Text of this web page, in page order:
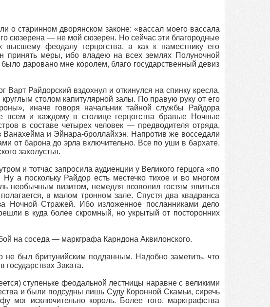
о старинном дворянском законе: «вассал моего вассала
сюзерена — не мой сюзерен. Но сейчас эти благородные
феодалу герцогства, а как к наместнику его
принять меры, ибо владею на всех землях Полуночной
даровано мне королем, благо государственный девиз
Райдорский вздохнул и откинулся на спинку кресла,
столом капитулярной залы. По правую руку от его
иначе говоря начальник тайной службы Райдора
и каждому в столице герцогства бравые Ночные
в составе четырех человек — предводителя отряда,
Ванахейма и Эйнара-броллайхэн. Напротив же восседали
от барона до эрла включительно. Все по уши в бархате,
захолустья.
и тотчас запросила аудиенции у Великого герцога «по
а поскольку Райдор есть местечко тихое и во многом
необычным визитом, немедля позволил гостям явиться
в малом тронном зале. Спустя два квадранса
Ночной Стражей. Ибо изложенное посланниками дело
в куда более скромный, но укрытый от посторонних
на соседа — маркграфа Карндона Аквилонского.
был бритунийским подданным. Надобно заметить, что
Заката.
ступеньке феодальной лестницы наравне с великими
и были подсудны лишь Суду Коронной Скамьи, сиречь
мог исключительно король. Более того, маркграфства